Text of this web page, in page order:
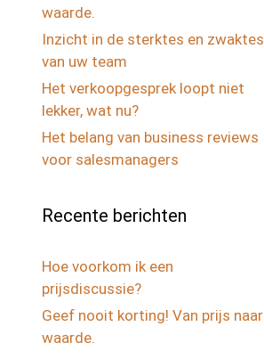
waarde.
Inzicht in de sterktes en zwaktes
van uw team
Het verkoopgesprek loopt niet
lekker, wat nu?
Het belang van business reviews
voor salesmanagers
Recente berichten
Hoe voorkom ik een
prijsdiscussie?
Geef nooit korting! Van prijs naar
waarde.